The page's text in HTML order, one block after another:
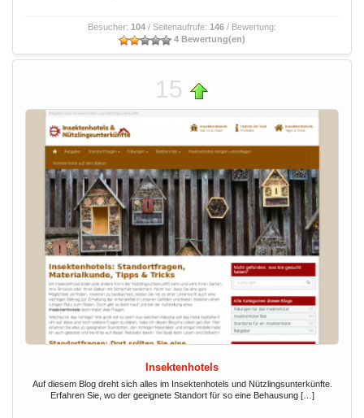
Besucher: 104 / Seitenaufrufe: 146 / Bewertung:
4 Bewertung(en)
15
Insektenhotels
Auf diesem Blog dreht sich alles im Insektenhotels und Nützlingsunterkünfte.
Erfahren Sie, wo der geeignete Standort für so eine Behausung […]